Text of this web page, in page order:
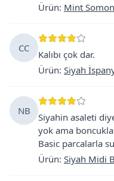
Ürün: Mint
CC
Kalıbı çok dar.
Ürün: Siyah
NB
Siyahin asaleti
yok ama
Basic parcalarla
Ürün: Siyah Midi